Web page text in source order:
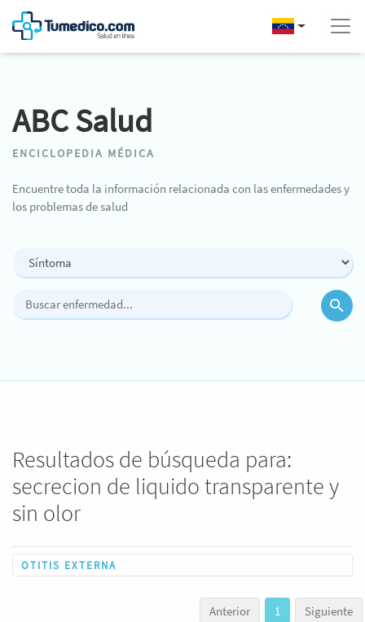
ABC Salud
ENCICLOPEDIA MÉDICA
Encuentre toda la información relacionada con las enfermedades y
los problemas de salud
Resultados de búsqueda para:
secrecion de liquido transparente y
sin olor
OTITIS EXTERNA
Anterior 1 Siguiente